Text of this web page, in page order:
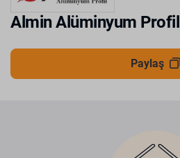
Almin Alüminyum Profil
Paylaş